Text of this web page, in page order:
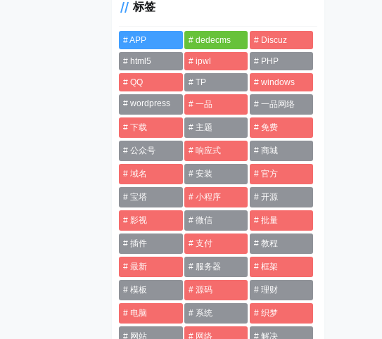
标签
APP dedecms Discuz
html5 ipwl PHP
QQ TP windows
wordpress 一品 一品网络
下载 主题 免费
公众号 响应式 商城
域名 安装 官方
宝塔 小程序 开源
影视 微信 批量
插件 支付 教程
最新 服务器 框架
模板 源码 理财
电脑 系统 织梦
网站 网络 解决